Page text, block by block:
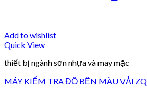
Add to wishlist
Quick View
thiết bị ngành sơn nhựa và may mặc
MÁY KIỂM TRA ĐỘ BỀN MÀU VẢI